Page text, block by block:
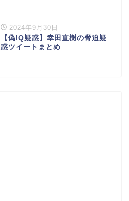
2024年9月30日
【偽IQ疑惑】幸田直樹の脅迫疑
惑ツイートまとめ